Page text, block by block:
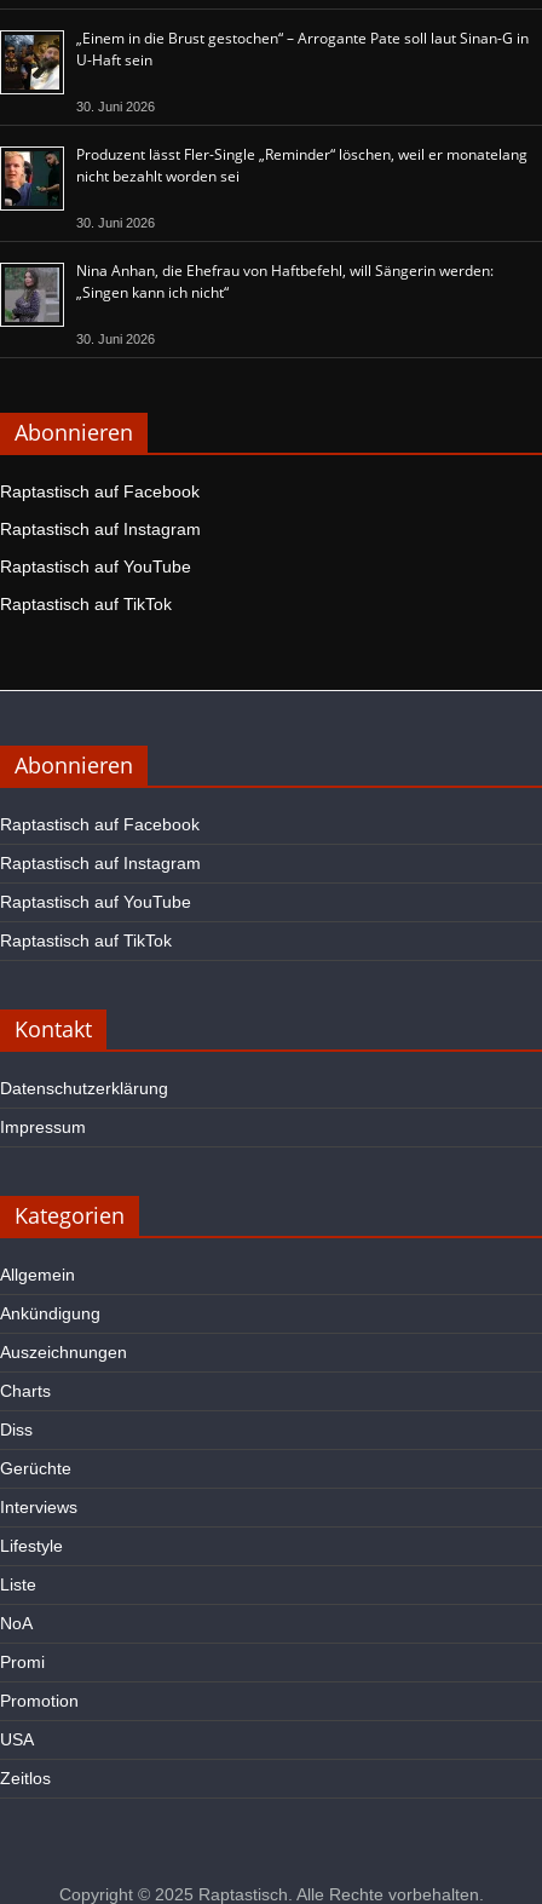
„Einem in die Brust gestochen“ – Arrogante Pate soll laut Sinan-G in
U-Haft sein
30. Juni 2026
Produzent lässt Fler-Single „Reminder“ löschen, weil er monatelang
nicht bezahlt worden sei
30. Juni 2026
Nina Anhan, die Ehefrau von Haftbefehl, will Sängerin werden:
„Singen kann ich nicht“
30. Juni 2026
Abonnieren
Raptastisch auf Facebook
Raptastisch auf Instagram
Raptastisch auf YouTube
Raptastisch auf TikTok
Abonnieren
Raptastisch auf Facebook
Raptastisch auf Instagram
Raptastisch auf YouTube
Raptastisch auf TikTok
Kontakt
Datenschutzerklärung
Impressum
Kategorien
Allgemein
Ankündigung
Auszeichnungen
Charts
Diss
Gerüchte
Interviews
Lifestyle
Liste
NoA
Promi
Promotion
USA
Zeitlos
Copyright © 2025 Raptastisch . Alle Rechte vorbehalten.